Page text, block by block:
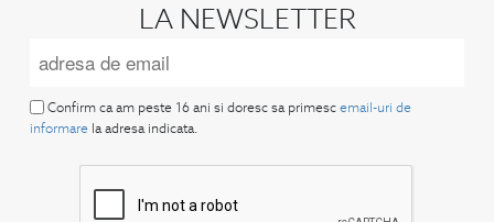
LA NEWSLETTER
Confirm ca am peste 16 ani si doresc sa primesc email-uri de
informare la adresa indicata.